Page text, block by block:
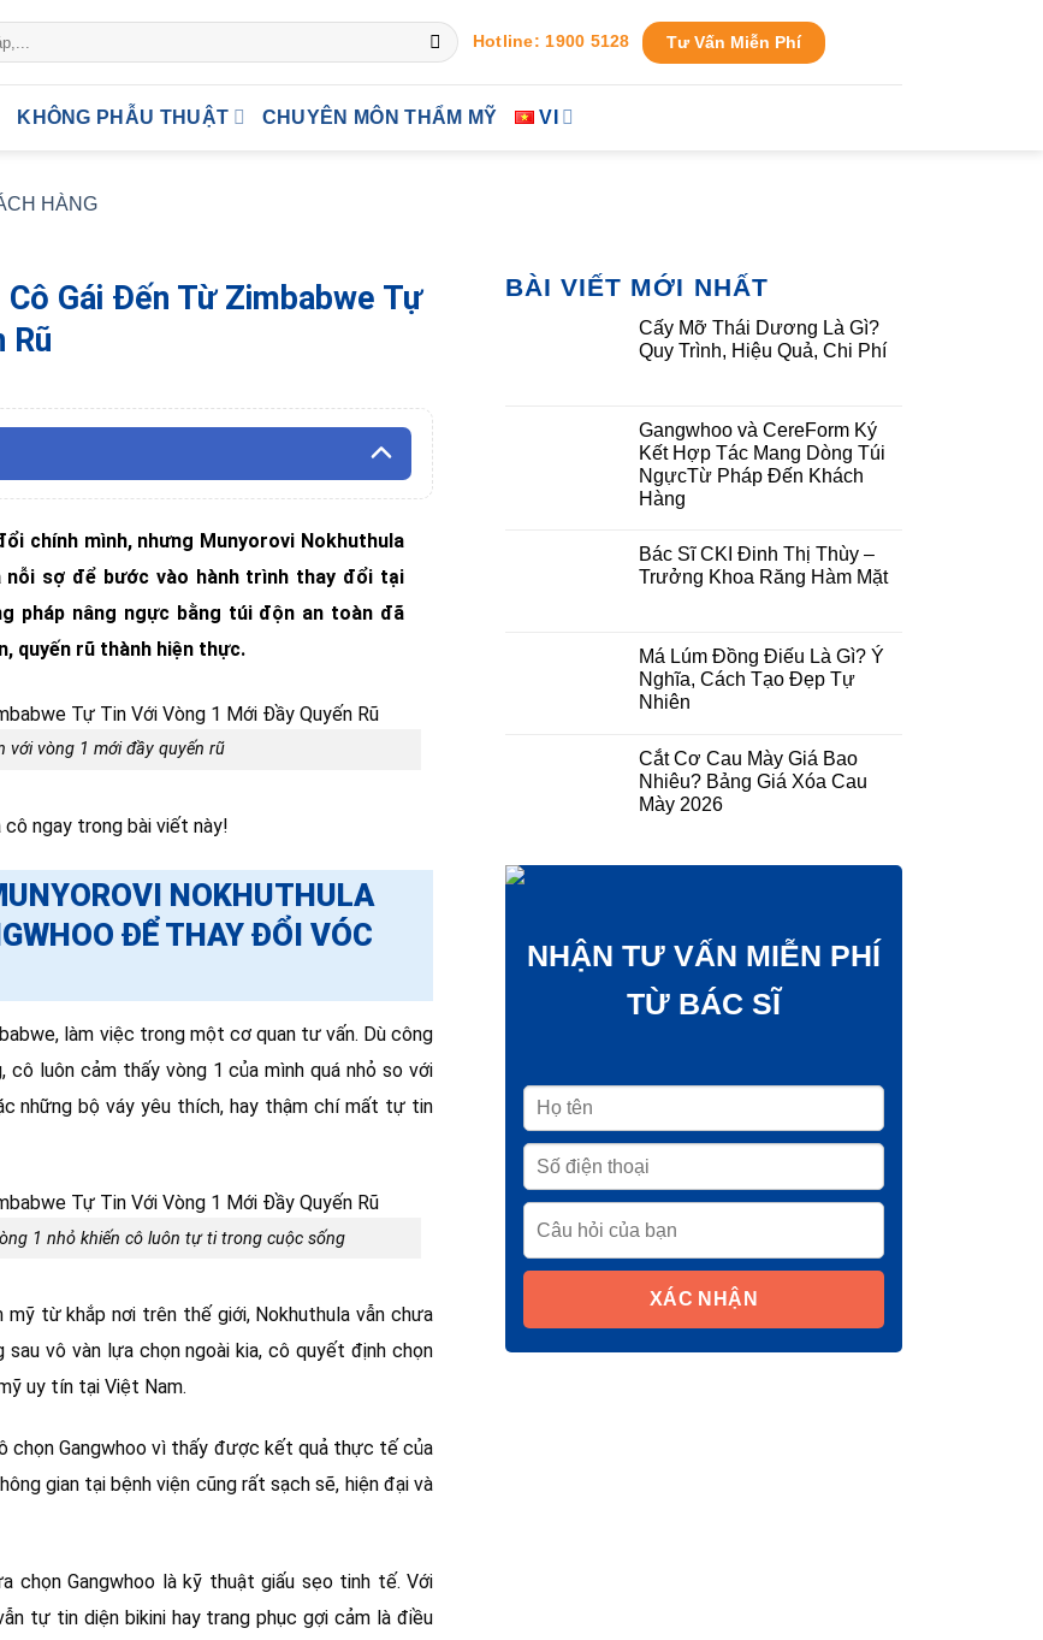
Hotline: 1900 5128 Tư Vấn Miễn Phí
KHÔNG PHẪU THUẬT CHUYÊN MÔN THẨM MỸ VI
HÀNG
Gái Đến Từ Zimbabwe Tự
Rũ
chính mình, nhưng Munyorovi Nokhuthula
sợ để bước vào hành trình thay đổi tại
pháp nâng ngực bằng túi độn an toàn đã
quyến rũ thành hiện thực.
với vòng 1 mới đầy quyến rũ
ngay trong bài viết này!
NOKHUTHULA
ĐỂ THAY ĐỔI VÓC
làm việc trong một cơ quan tư vấn. Dù công
cô luôn cảm thấy vòng 1 của mình quá nhỏ so với
những bộ váy yêu thích, hay thậm chí mất tự tin
1 nhỏ khiến cô luôn tự ti trong cuộc sống
từ khắp nơi trên thế giới, Nokhuthula vẫn chưa
vô vàn lựa chọn ngoài kia, cô quyết định chọn
uy tín tại Việt Nam.
chọn Gangwhoo vì thấy được kết quả thực tế của
gian tại bệnh viện cũng rất sạch sẽ, hiện đại và
chọn Gangwhoo là kỹ thuật giấu sẹo tinh tế. Với
tự tin diện bikini hay trang phục gợi cảm là điều
BÀI VIẾT MỚI NHẤT
Cấy Mỡ Thái Dương Là Gì?
Quy Trình, Hiệu Quả, Chi Phí
Gangwhoo và CereForm Ký
Kết Hợp Tác Mang Dòng Túi
NgựcTừ Pháp Đến Khách
Hàng
Bác Sĩ CKI Đinh Thị Thùy –
Trưởng Khoa Răng Hàm Mặt
Má Lúm Đồng Điếu Là Gì? Ý
Nghĩa, Cách Tạo Đẹp Tự
Nhiên
Cắt Cơ Cau Mày Giá Bao
Nhiêu? Bảng Giá Xóa Cau
Mày 2026
NHẬN TƯ VẤN MIỄN PHÍ
TỪ BÁC SĨ
XÁC NHẬN